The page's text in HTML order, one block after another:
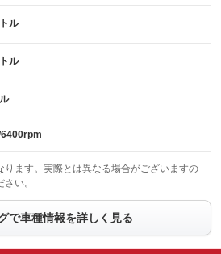
：装備あり
フロントカメラ
：装備なし
：装備なし
ル
ル
ます。実際とは異なる場合がございますの
い。
で車種情報を詳しく見る